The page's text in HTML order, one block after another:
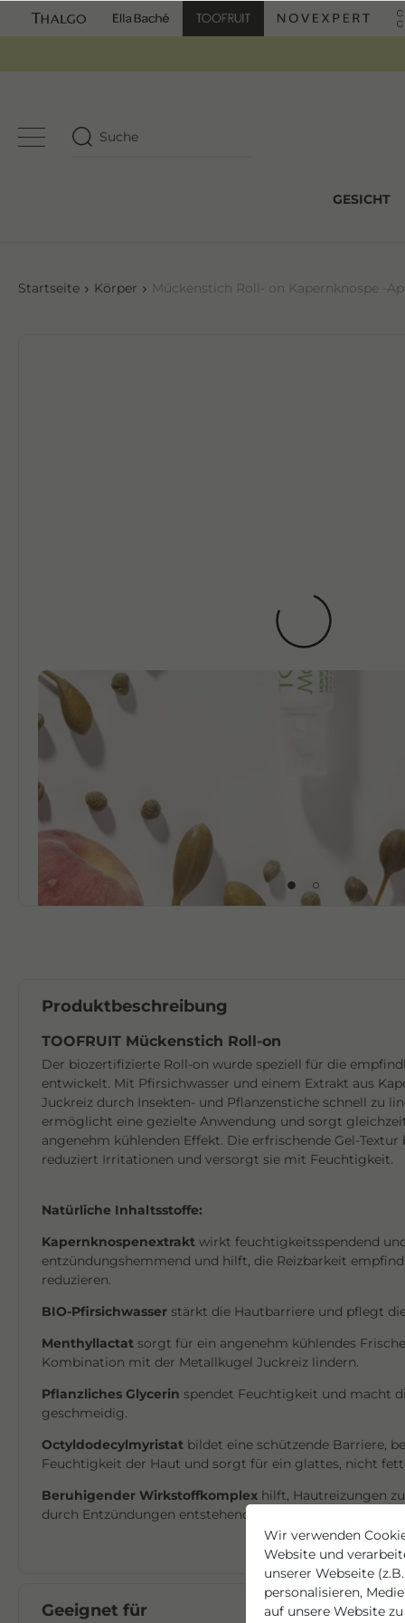
GESICHT
Startseite Körper Mückenstich Roll- on Kapernknospe -
Produktbeschreibung
TOOFRUIT Mückenstich Roll-on
Der biozertifizierte Roll-on wurde speziell für die
entwickelt. Mit Pfirsichwasser und einem Extrakt aus
Juckreiz durch Insekten- und Pflanzenstiche schnell zu
ermöglicht eine gezielte Anwendung und sorgt
angenehm kühlenden Effekt. Die erfrischende Gel-
reduziert Irritationen und versorgt sie mit Feuchtigkeit.
Natürliche Inhaltsstoffe:
Kapernknospenextrakt wirkt feuchtigkeitsspendend
entzündungshemmend und hilft, die Reizbarkeit
reduzieren.
BIO-Pfirsichwasser stärkt die Hautbarriere und pflegt
Menthyllactat sorgt für ein angenehm kühlendes
Kombination mit der Metallkugel Juckreiz lindern.
Pflanzliches Glycerin spendet Feuchtigkeit und macht
geschmeidig.
Octyldodecylmyristat bildet eine schützende Barriere,
Feuchtigkeit der Haut und sorgt für ein glattes, nicht
Beruhigender Wirkstoffkomplex hilft, Hautreizungen
durch Entzündungen entstehende Wärme auszugleichen.
Geeignet für
Wir verwenden
Website und
unserer Webseite
personalisieren,
auf unsere Website